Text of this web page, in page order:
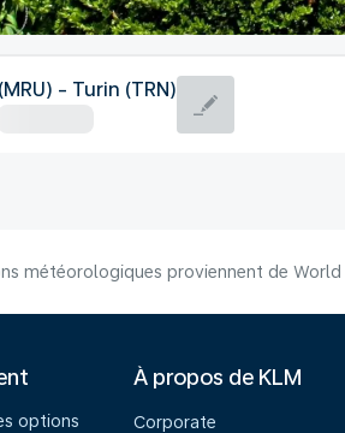
- Turin (TRN)
météorologiques proviennent de
options
À propos de KLM
Corporate